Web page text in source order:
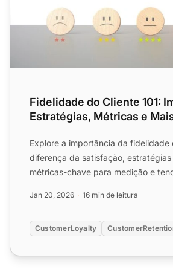
Fidelidade do Cliente 101:
Estratégias, Métricas e
Explore a importância da fidelidade
diferença da satisfação,
métricas-chave para medição e
Jan 20, 2026 16 min de leitura
CustomerLoyalty